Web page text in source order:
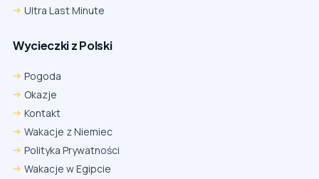
Ultra Last Minute
Wycieczki z Polski
Pogoda
Okazje
Kontakt
Wakacje z Niemiec
Polityka Prywatności
Wakacje w Egipcie